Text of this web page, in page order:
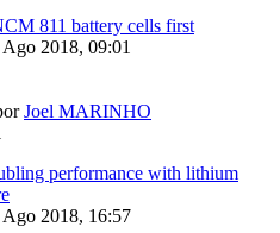
811 battery cells first
Ago 2018, 09:01
Joel MARINHO
performance with lithium
Ago 2018, 16:57